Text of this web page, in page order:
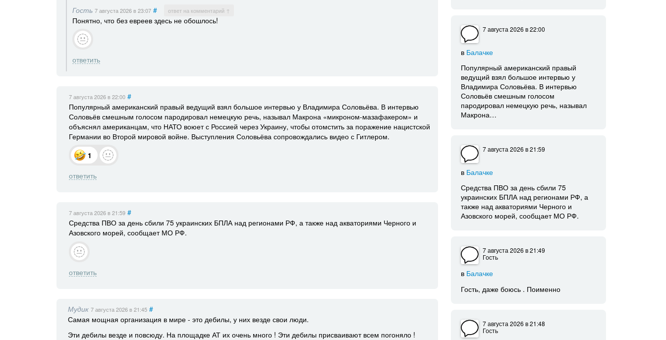
Гость 7 августа 2026 в 23:07 # ответ на комментарий ↑
Понятно, что без евреев здесь не обошлось!
ответить
7 августа 2026 в 22:00 #
Популярный американский правый ведущий взял большое интервью у Владимира Соловьёва. В интервью
Соловьёв смешным голосом пародировал немецкую речь, называл Макрона «микроном-мазафакером» и
объяснял американцам, что НАТО воюет с Россией через Украину, чтобы отомстить за поражение нацистской
Германии во Второй мировой войне. Выступления Соловьёва сопровождались видео с Гитлером.
1
ответить
7 августа 2026 в 21:59 #
Средства ПВО за день сбили 75 украинских БПЛА над регионами РФ, а также над акваториями Черного и
Азовского морей, сообщает МО РФ.
ответить
Мудик 7 августа 2026 в 21:45 #
Самая мощная организация в мире - это дебилы, у них везде свои люди.
Эти дебилы везде и повсюду. На площадке АТ их очень много ! Эти дебилы присваивают всем погоняло !
7 августа 2026в 22:00
в Балачке
Популярный американский правый
ведущий взял большое интервью у
Владимира Соловьёва. В интервью
Соловьёв смешным голосом
пародировал немецкую речь, называл
Макрона…
7 августа 2026в 21:59
в Балачке
Средства ПВО за день сбили 75
украинских БПЛА над регионами РФ, а
также над акваториями Черного и
Азовского морей, сообщает МО РФ.
7 августа 2026в 21:49
Гость
в Балачке
Гость, даже боюсь . Поименно
7 августа 2026в 21:48
Гость